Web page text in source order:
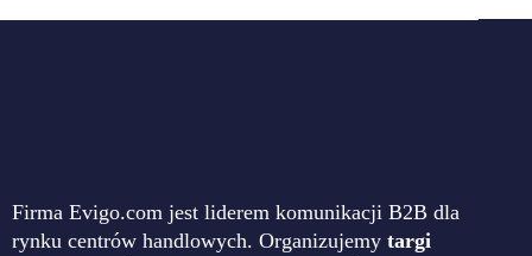
Firma Evigo.com jest liderem komunikacji B2B dla
rynku centrów handlowych. Organizujemy targi